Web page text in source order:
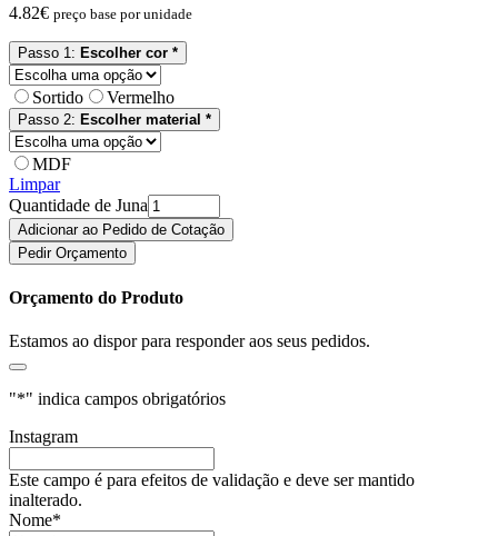
4.82€ preço base por unidade
Passo 1: Escolher cor *
Sortido Vermelho
Passo 2: Escolher material *
MDF
Limpar
Quantidade de Juna
Adicionar ao Pedido de Cotação
Pedir Orçamento
Orçamento do Produto
Estamos ao dispor para responder aos seus pedidos.
"*" indica campos obrigatórios
Instagram
Este campo é para efeitos de validação e deve ser mantido
inalterado.
Nome*